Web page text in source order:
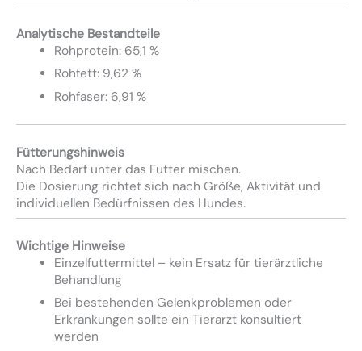
Analytische Bestandteile
Rohprotein: 65,1 %
Rohfett: 9,62 %
Rohfaser: 6,91 %
Fütterungshinweis
Nach Bedarf unter das Futter mischen.
Die Dosierung richtet sich nach Größe, Aktivität und
individuellen Bedürfnissen des Hundes.
Wichtige Hinweise
Einzelfuttermittel – kein Ersatz für tierärztliche
Behandlung
Bei bestehenden Gelenkproblemen oder
Erkrankungen sollte ein Tierarzt konsultiert
werden